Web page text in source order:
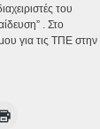
του
. Στο
για τις ΤΠΕ στην